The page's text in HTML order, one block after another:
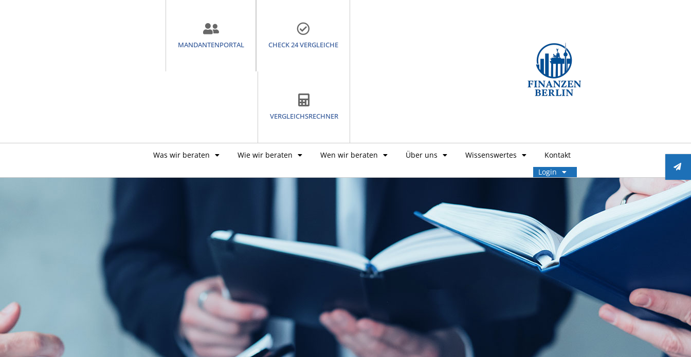
MANDANTENPORTAL CHECK 24 VERGLEICHE
VERGLEICHSRECHNER
Was wir beraten Wie wir beraten Wen wir beraten Über uns Wissenswertes
Kontakt
Login